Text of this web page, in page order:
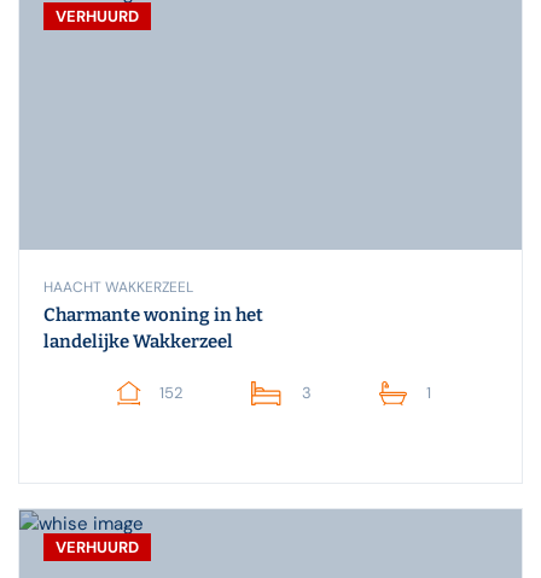
VERHUURD
HAACHT WAKKERZEEL
Charmante woning in het
landelijke Wakkerzeel
152 3 1
VERHUURD